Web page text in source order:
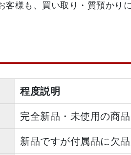
客様も、買い取り・質預かり
程度説明
完全新品・未使用の商品
新品ですが付属品に欠